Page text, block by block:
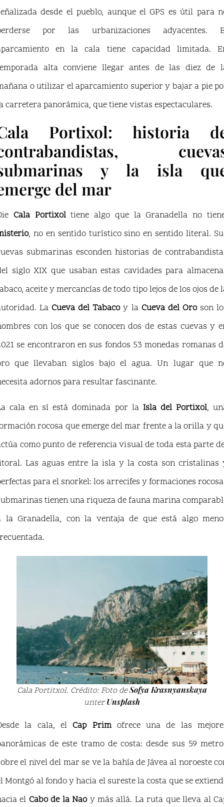
desde el pueblo, aunque el GPS es útil para
por las urbanizaciones adyacentes.
en la cala tiene capacidad limitada.
alta conviene llegar antes de las diez de
o utilizar el aparcamiento superior y bajar a pie
carretera panorámica, que tiene vistas espectaculares.
Portixol: historia
y la isla
del mar
Cala Portixoltiene algo que la Granadella no
, no en sentido turístico sino en sentido literal.
submarinas esconden historias de
siglo XIX que usaban estas cavidades para
aceite y mercancías de todo tipo lejos de los ojos de
LaCueva del Tabacoy la Cueva del Oroson
con los que se conocen dos de estas cuevas y
se encontraron en sus fondos 53 monedas romanas
que llevaban siglos bajo el agua. Un lugar que
adornos para resultar fascinante.
cala en sí está dominada por la Isla del Portixol,
rocosa que emerge del mar frente a la orilla y
como punto de referencia visual de toda esta parte
Las aguas entre la isla y la costa son cristalinas
para el snorkel: los arrecifes y formaciones
tienen una riqueza de fauna marina
la Granadella, con la ventaja de que está algo
Cala Portitxol. Crédito: Foto deSofya Krasnyanskaya
unterUnsplash
la cala, elCap Primofrece una de las
de este tramo de costa: desde sus 59
el nivel del mar se ve la bahía de Jávea al noroeste
Montgó al fondo y hacia el sureste la costa que se
el Cabo de la Naoy más allá. La ruta que lleva al